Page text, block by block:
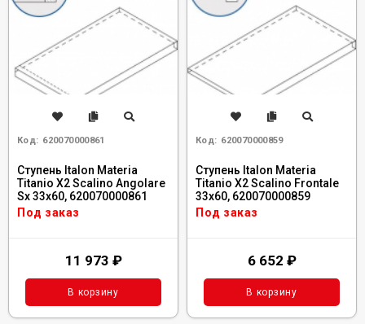
Код: 620070000861
Ступень Italon Materia
Titanio X2 Scalino Angolare
Sx 33x60, 620070000861
Под заказ
11 973 ₽
В корзину
Код: 620070000859
Ступень Italon Materia
Titanio X2 Scalino Frontale
33x60, 620070000859
Под заказ
6 652 ₽
В корзину